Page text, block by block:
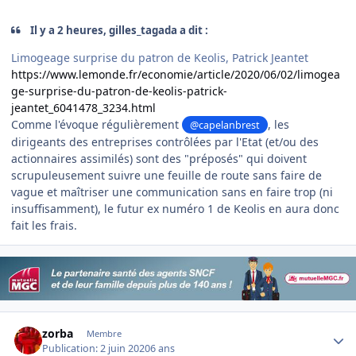
Il y a 2 heures, gilles_tagada a dit :
Limogeage surprise du patron de Keolis, Patrick Jeantet
https://www.lemonde.fr/economie/article/2020/06/02/limogea
ge-surprise-du-patron-de-keolis-patrick-
jeantet_6041478_3234.html
Comme l'évoque régulièrement
@capelanbrest
, les
dirigeants des entreprises contrôlées par l'Etat (et/ou des
actionnaires assimilés) sont des "préposés" qui doivent
scrupuleusement suivre une feuille de route sans faire de
vague et maîtriser une communication sans en faire trop (ni
insuffisamment), le futur ex numéro 1 de Keolis en aura donc
fait les frais.
zorba Membre
Publication:2 juin 20206 ans